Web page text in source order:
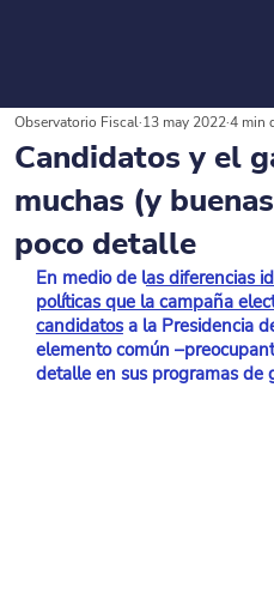
Candidatos y el
muchas (y
poco detalle
Observatorio Fiscal 13 may 20224 min
En medio de las diferencias
políticas que la campaña
candidatos a la Presidencia
elemento común
detalle en sus programas de